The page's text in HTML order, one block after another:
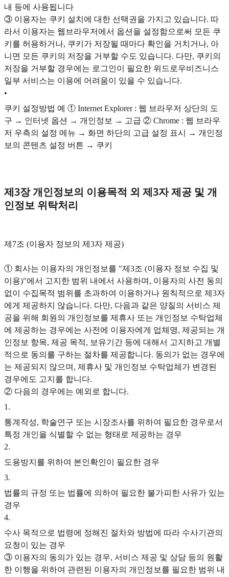
내 등에 사용됩니다
③ 이용자는 쿠키 설치에 대한 선택권을 가지고 있습니다. 따
라서 이용자는 웹브라우저에서 옵션을 설정함으로써 모든 쿠
키를 허용하거나, 쿠키가 저장될 때마다 확인을 거치거나, 아
니면 모든 쿠키의 저장을 거부할 수도 있습니다. 다만, 쿠키의
저장을 거부할 경우에는 로그인이 필요한 위드로우비즈니스
일부 서비스는 이용에 어려움이 있을 수 있습니다.
•
쿠키 설정방법 예 ① Internet Explorer : 웹 브라우저 상단의 도
구 → 인터넷 옵션 → 개인정보 → 고급 ② Chrome : 웹 브라우
저 우측의 설정 메뉴 → 화면 하단의 고급 설정 표시 → 개인정
보의 콘텐츠 설정 버튼 → 쿠키
제3장 개인정보의 이용목적 외 제3자 제공 및 개
인정보 위탁처리
제7조 (이용자 정보의 제3자 제공)
① 회사는 이용자의 개인정보를 "제3조 (이용자 정보 수집 및
이용)"에서 고지한 범위 내에서 사용하며, 이용자의 사전 동의
없이 수집목적 범위를 초과하여 이용하거나 원칙적으로 제3자
에게 제공하지 않습니다. 다만, 다음과 같은 양질의 서비스 제
공을 위해 회원의 개인정보를 제휴사 또는 개인정보 수탁업체
에 제공하는 경우에는 사전에 이용자에게 업체명, 제공되는 개
인정보 항목, 제공 목적, 보유기간 등에 대해서 고지하고 개별
적으로 동의를 구하는 절차를 제공합니다. 동의가 없는 경우에
는 제공되지 않으며, 제휴사 및 개인정보 수탁업체가 변경된
경우에도 고지를 합니다.
② 다음의 경우에는 예외로 합니다.
1 .
통계작성, 학술연구 또는 시장조사를 위하여 필요한 경우로서
특정 개인을 식별할 수 없는 형태로 제공하는 경우
2.
도용방지를 위하여 본인확인이 필요한 경우
3.
법률의 규정 또는 법률에 의하여 필요한 불가피한 사유가 있는
경우
4.
수사 목적으로 법령에 정해진 절차와 방법에 따라 수사기관의
요청이 있는 경우
③ 이용자의 동의가 있는 경우, 서비스 제공 및 상담 등의 원활
한 이행을 위하여 관련된 이용자의 개인정보를 필요한 범위 내